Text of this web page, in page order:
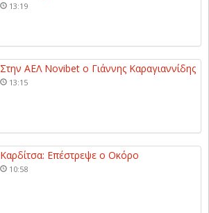
13:19
Στην ΑΕΛ Novibet ο Γιάννης Καραγιαννίδης
13:15
Καρδίτσα: Επέστρεψε ο Οκόρο
10:58